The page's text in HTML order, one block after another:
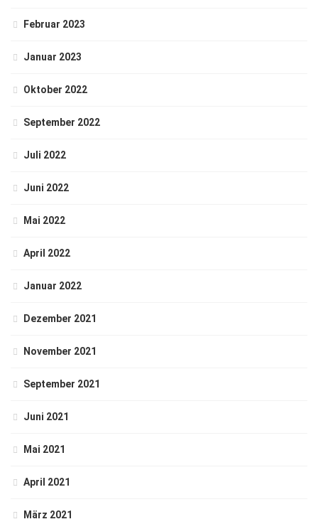
Februar 2023
Januar 2023
Oktober 2022
September 2022
Juli 2022
Juni 2022
Mai 2022
April 2022
Januar 2022
Dezember 2021
November 2021
September 2021
Juni 2021
Mai 2021
April 2021
März 2021